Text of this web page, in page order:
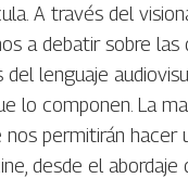
A través del
a debatir sobre las
lenguaje
lo componen. La
nos permitirán hacer
desde el abordaje